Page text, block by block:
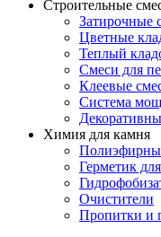
Строительные
Затирочные
Цветные
Теплый
Смеси для
Клеевые
Система
Химия для камня
Герметик
Очистители
Пропитки и